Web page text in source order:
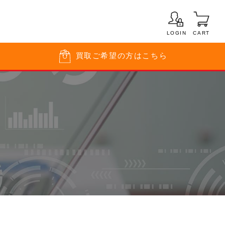
LOGIN CART
買取 ご希望の方はこちら